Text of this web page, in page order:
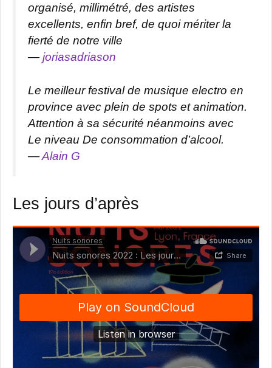
organisé, millimétré, des artistes
excellents, enfin bref, de quoi mériter la
fierté de notre ville
— joriasadriason
Le meilleur festival de musique electro en
province avec plein de spots et animation.
Attention à sa sécurité néanmoins avec
Le niveau De consommation d’alcool.
—Alain G
Les jours d’après